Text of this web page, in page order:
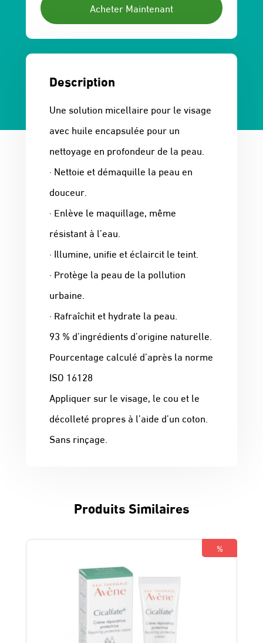
Acheter Maintenant
Description
Une solution micellaire pour le visage
avec huile encapsulée pour un
nettoyage en profondeur de la peau.
· Nettoie et démaquille la peau en
douceur.
· Enlève le maquillage, même
résistant à l’eau.
· Illumine, unifie et éclaircit le teint.
· Protège la peau de la pollution
urbaine.
· Rafraîchit et hydrate la peau.
93 % d’ingrédients d’origine naturelle.
Pourcentage calculé d’après la norme
ISO 16128
Appliquer sur le visage, le cou et le
décolleté propres à l’aide d’un coton.
Sans rinçage.
Produits Similaires
%